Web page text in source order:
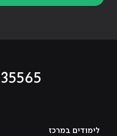
לימודים במרכז